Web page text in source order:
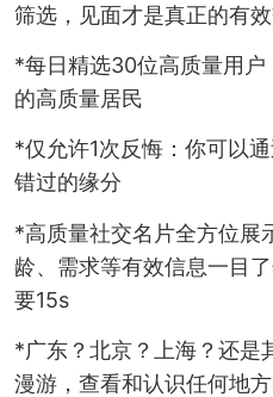
筛选，见面才是真正的有
*每日精选30位高质量用
的高质量居民
*仅允许1次反悔：你可以
错过的缘分
*高质量社交名片全方位展
龄、需求等有效信息一目
要15s
*广东？北京？上海？还是
漫游，查看和认识任何地